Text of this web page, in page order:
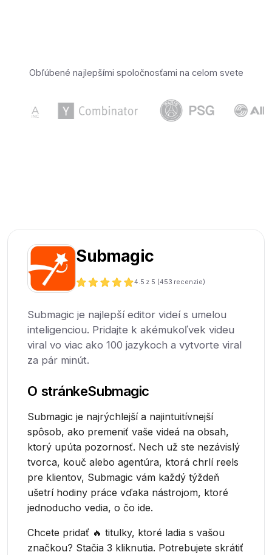
Obľúbené najlepšími spoločnosťami na celom svete
Submagic
4.5 z 5 (453 recenzie)
Submagic je najlepší editor videí s umelou
inteligenciou. Pridajte k akémukoľvek videu
viral vo viac ako 100 jazykoch a vytvorte viral
za pár minút.
O stránkeSubmagic
Submagic je najrýchlejší a najintuitívnejší
spôsob, ako premeniť vaše videá na obsah,
ktorý upúta pozornosť. Nech už ste nezávislý
tvorca, kouč alebo agentúra, ktorá chrlí reels
pre klientov, Submagic vám každý týždeň
ušetrí hodiny práce vďaka nástrojom, ktoré
jednoducho vedia, o čo ide.
Chcete pridať 🔥 titulky, ktoré ladia s vašou
značkou? Stačia 3 kliknutia. Potrebujete skrátiť